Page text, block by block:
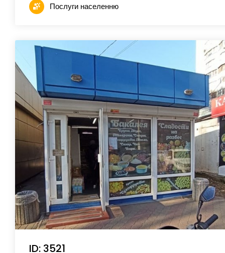
Послуги населенню
ID: 3521